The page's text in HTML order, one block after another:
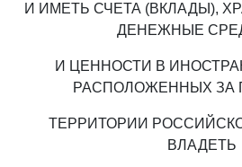
И ИМЕТЬ СЧЕТА (ВКЛАДЫ),
ДЕНЕЖНЫЕ
И ЦЕННОСТИ В
РАСПОЛОЖЕННЫХ ЗА
ТЕРРИТОРИИ
ВЛАДЕТЬ